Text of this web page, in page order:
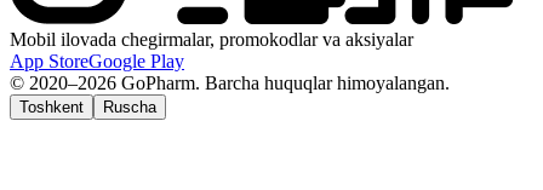
Mobil ilovada chegirmalar, promokodlar va aksiyalar
App StoreGoogle Play
© 2020–2026 GoPharm. Barcha huquqlar himoyalangan.
Toshkent Ruscha